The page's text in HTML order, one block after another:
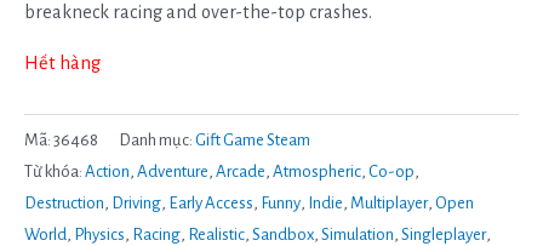
breakneck racing and over-the-top crashes.
Hết hàng
Mã: 36468 Danh mục: Gift Game Steam
Từ khóa: Action Adventure Arcade Atmospheric Co-op
Destruction Driving Early Access Funny Indie Multiplayer, Open
World Physics Racing Realistic Sandbox Simulation Singleplayer,